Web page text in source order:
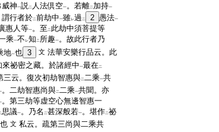
威神一説二 人法倶空一。若離二 加持一
謂行者於二前劫中一雖レ過 二 2 愚法一
惠人等一。至 二 此劫中須菩提等
乘一不 レ知 二 所趣一。故此行者乃
地一也 3 文 法華安樂行品云。此
祕密之藏。於諸經中一最在二
三云。復次初劫智惠與二二乘一共
。二劫智惠尚與二二乘一共聞。亦
。第三劫等虚空心無邊智惠一
思議一。乃名 二甚深般若一。堪作二祕
也 文 私云。疏第三尚與二乘共